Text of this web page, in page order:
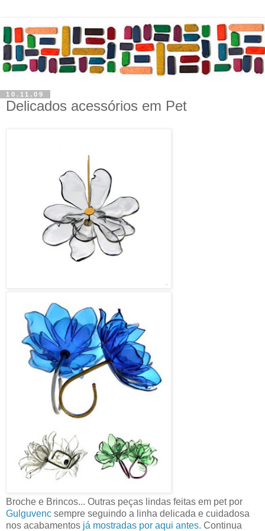
10.11.09
Delicados acessórios em Pet
Broche e Brincos... Outras peças lindas feitas em pet por
Gulguvenc sempre seguindo a linha delicada e cuidadosa
nos acabamentos já mostradas por aqui antes. Continua